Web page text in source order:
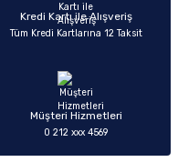
Kredi Kartı ile Alışveriş
Tüm Kredi Kartlarına 12 Taksit
Müşteri Hizmetleri
0 212 xxx 4569